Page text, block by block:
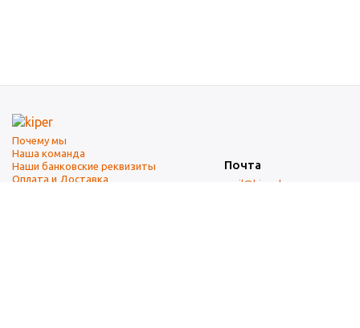
Почему мы
Наша команда
Наши банковские реквизиты
Оплата и Доставка
Почта
mail@kiper.by